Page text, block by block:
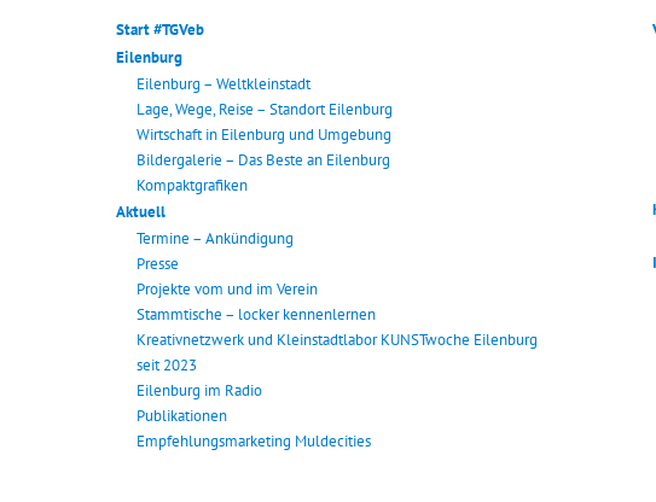
Start #TGVeb
Eilenburg
Eilenburg – Weltkleinstadt
Lage, Wege, Reise – Standort Eilenburg
Wirtschaft in Eilenburg und Umgebung
Bildergalerie – Das Beste an Eilenburg
Kompaktgrafiken
Aktuell
Termine – Ankündigung
Presse
Projekte vom und im Verein
Stammtische – locker kennenlernen
Kreativnetzwerk und Kleinstadtlabor KUNSTwoche Eilenburg
seit 2023
Eilenburg im Radio
Publikationen
Empfehlungsmarketing Muldecities